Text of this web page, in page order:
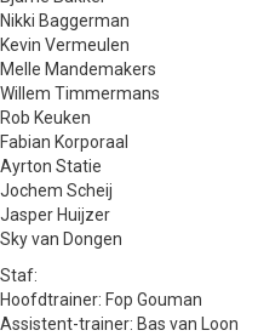
Nikki Baggerman
Kevin Vermeulen
Melle Mandemakers
Willem Timmermans
Rob Keuken
Fabian Korporaal
Ayrton Statie
Jochem Scheij
Jasper Huijzer
Sky van Dongen
Staf:
Hoofdtrainer: Fop Gouman
Assistent-trainer: Bas van Loon